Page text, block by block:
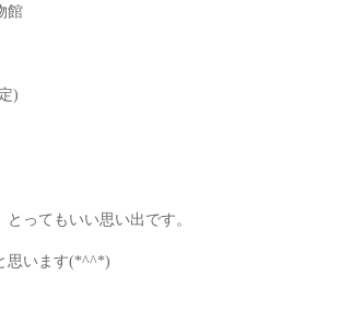
館
)
ってもいい思い出です。
思います(*^^*)